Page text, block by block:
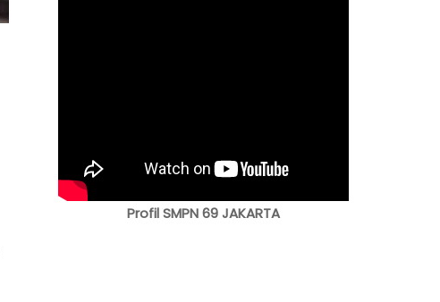
Profil SMPN 69 JAKARTA